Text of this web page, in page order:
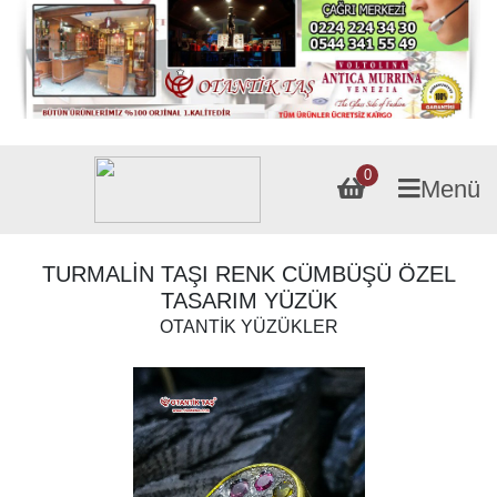
0
Menü
TURMALİN TAŞI RENK CÜMBÜŞÜ ÖZEL
TASARIM YÜZÜK
OTANTİK YÜZÜKLER